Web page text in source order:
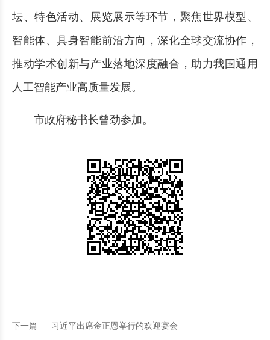
坛、特色活动、展览展示等环节，聚焦世界模型、
智能体、具身智能前沿方向，深化全球交流协作，
推动学术创新与产业落地深度融合，助力我国通用
人工智能产业高质量发展。
市政府秘书长曾劲参加。
下一篇 习近平出席金正恩举行的欢迎宴会